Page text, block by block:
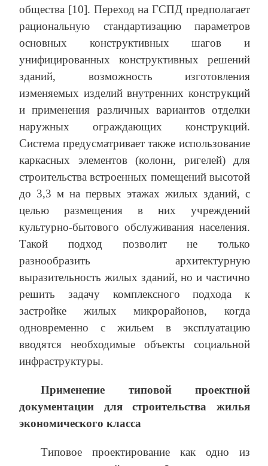
общества [10]. Переход на ГСПД предполагает
рациональную стандартизацию параметров
основных конструктивных шагов и
унифицированных конструктивных решений
зданий, возможность изготовления
изменяемых изделий внутренних конструкций
и применения различных вариантов отделки
наружных ограждающих конструкций.
Система предусматривает также использование
каркасных элементов (колонн, ригелей) для
строительства встроенных помещений высотой
до 3,3 м на первых этажах жилых зданий, с
целью размещения в них учреждений
культурно-бытового обслуживания населения.
Такой подход позволит не только
разнообразить архитектурную
выразительность жилых зданий, но и частично
решить задачу комплексного подхода к
застройке жилых микрорайонов, когда
одновременно с жильем в эксплуатацию
вводятся необходимые объекты социальной
инфраструктуры.
Применение типовой проектной
документации для строительства жилья
экономического класса
Типовое проектирование как одно из